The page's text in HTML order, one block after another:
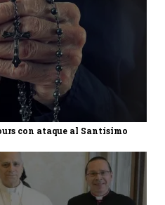
con ataque al Santísimo